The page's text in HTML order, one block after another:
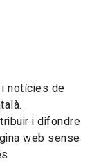
notícies de
i difondre
web sense